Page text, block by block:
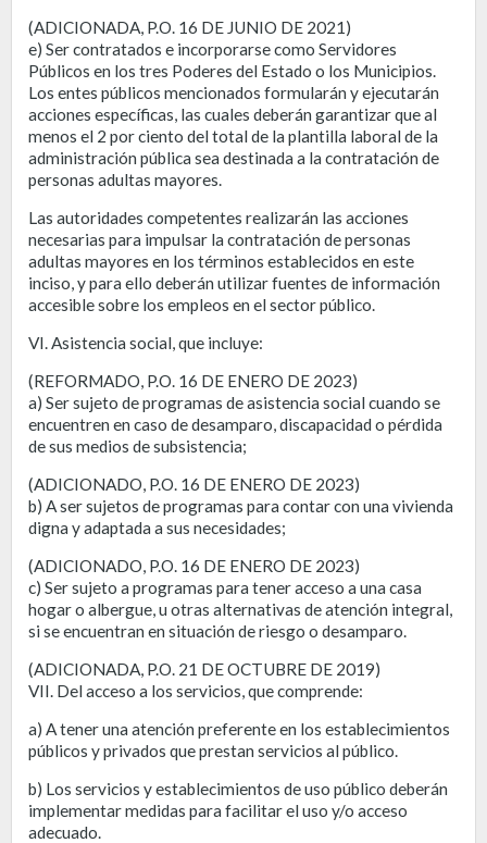
(ADICIONADA, P.O. 16 DE JUNIO DE 2021)
e) Ser contratados e incorporarse como Servidores
Públicos en los tres Poderes del Estado o los Municipios.
Los entes públicos mencionados formularán y ejecutarán
acciones específicas, las cuales deberán garantizar que al
menos el 2 por ciento del total de la plantilla laboral de la
administración pública sea destinada a la contratación de
personas adultas mayores.
Las autoridades competentes realizarán las acciones
necesarias para impulsar la contratación de personas
adultas mayores en los términos establecidos en este
inciso, y para ello deberán utilizar fuentes de información
accesible sobre los empleos en el sector público.
VI. Asistencia social, que incluye:
(REFORMADO, P.O. 16 DE ENERO DE 2023)
a) Ser sujeto de programas de asistencia social cuando se
encuentren en caso de desamparo, discapacidad o pérdida
de sus medios de subsistencia;
(ADICIONADO, P.O. 16 DE ENERO DE 2023)
b) A ser sujetos de programas para contar con una vivienda
digna y adaptada a sus necesidades;
(ADICIONADO, P.O. 16 DE ENERO DE 2023)
c) Ser sujeto a programas para tener acceso a una casa
hogar o albergue, u otras alternativas de atención integral,
si se encuentran en situación de riesgo o desamparo.
(ADICIONADA, P.O. 21 DE OCTUBRE DE 2019)
VII. Del acceso a los servicios, que comprende:
a) A tener una atención preferente en los establecimientos
públicos y privados que prestan servicios al público.
b) Los servicios y establecimientos de uso público deberán
implementar medidas para facilitar el uso y/o acceso
adecuado.